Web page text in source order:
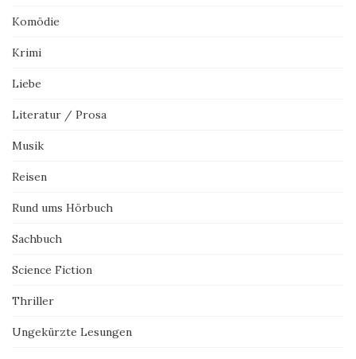
Komödie
Krimi
Liebe
Literatur / Prosa
Musik
Reisen
Rund ums Hörbuch
Sachbuch
Science Fiction
Thriller
Ungekürzte Lesungen